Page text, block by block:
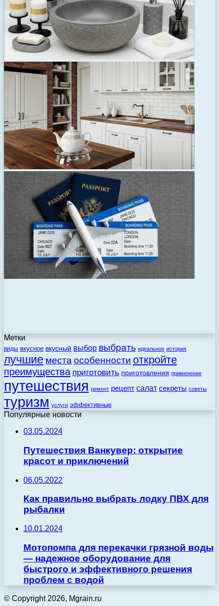
Метки
виды вкусное вкусный выбор выбрать идеальное история
лучшие места особенности откройте
преимущества приготовить приготовления применение
путешествия ремонт рецепт салат секреты советы
туризм услуги эффективные
Популярные новости
03.05.2024
Путешествия Ванкувер: открытие
красот и приключений
06.05.2022
Как правильно выбрать лодку ПВХ для
рыбалки
10.01.2024
Мотопомпа для перекачки грязной воды
— надежное оборудование для
быстрого и эффективного решения
проблем с водой
© Copyright 2026, Mgrain.ru